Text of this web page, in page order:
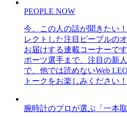
PEOPLE NOW
今、この人の話が聞きたい
レクトした注目ピープルの
お届けする連載コーナーで
ポーツ選手まで、注目の新
で、他では読めないWeb
トークをお楽しみください！
腕時計のプロが選ぶ「一本